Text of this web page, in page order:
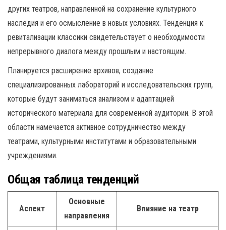
других театров, направленной на сохранение культурного
наследия и его осмысление в новых условиях. Тенденция к
ревитализации классики свидетельствует о необходимости
непрерывного диалога между прошлым и настоящим.
Планируется расширение архивов, создание
специализированных лабораторий и исследовательских групп,
которые будут заниматься анализом и адаптацией
исторического материала для современной аудитории. В этой
области намечается активное сотрудничество между
театрами, культурными институтами и образовательными
учреждениями.
Общая таблица тенденций
Аспект
Основные
направления
Влияние на театр